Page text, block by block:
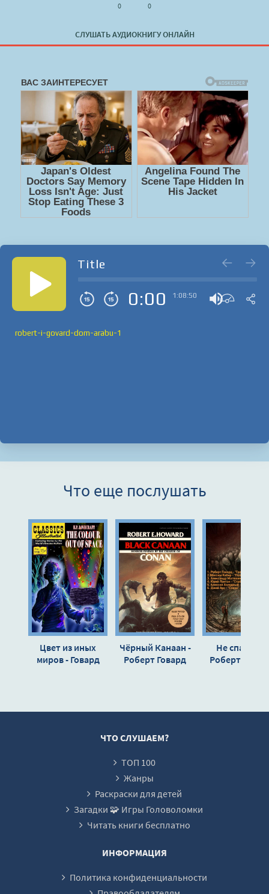
СЛУШАТЬ АУДИОКНИГУ ОНЛАЙН
0 0
Title
0:00 1:08:50
robert-i-govard-dom-arabu-1
Что еще послушать
Цвет из иных
миров - Говард
Чёрный Канаан -
Роберт Говард
Не спать! 4 -
Роберт
ЧТО СЛУШАЕМ?
ТОП 100
Жанры
Раскраски для детей
Загадки 🧩 Игры Головоломки
Читать книги бесплатно
ИНФОРМАЦИЯ
Политика конфиденциальности